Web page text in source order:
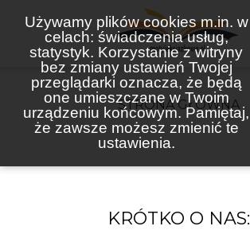
Używamy plików cookies m.in. w
celach: świadczenia usług,
statystyk. Korzystanie z witryny
bez zmiany ustawień Twojej
przeglądarki oznacza, że będą
one umieszczane w Twoim
urządzeniu końcowym. Pamiętaj,
że zawsze możesz zmienić te
ustawienia.
STRONA GŁÓWNA
KRÓTKO O NAS: